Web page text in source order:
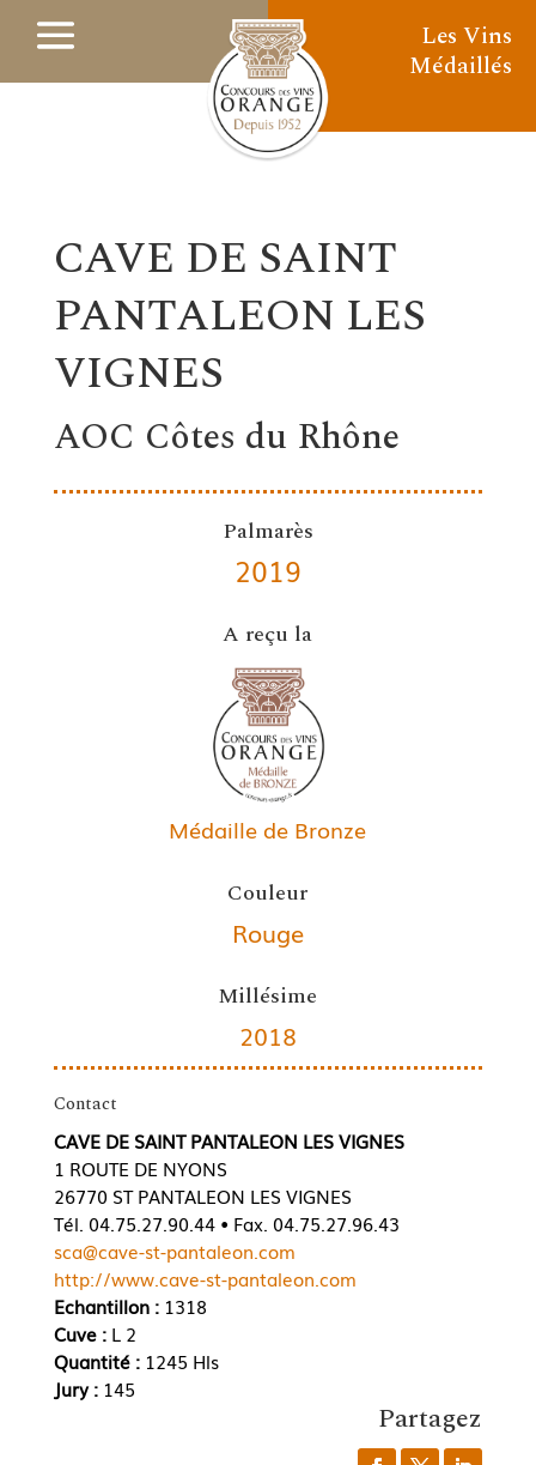
Les Vins
Médaillés
CAVE DE SAINT
PANTALEON LES
VIGNES
AOC Côtes du Rhône
Palmarès
2019
A reçu la
Médaille de Bronze
Couleur
Rouge
Millésime
2018
Contact
CAVE DE SAINT PANTALEON LES VIGNES
1 ROUTE DE NYONS
26770 ST PANTALEON LES VIGNES
Tél. 04.75.27.90.44 • Fax. 04.75.27.96.43
sca@cave-st-pantaleon.com
http://www.cave-st-pantaleon.com
Echantillon :1318
Cuve : L 2
Quantité : 1245 Hls
Jury : 145
Partagez